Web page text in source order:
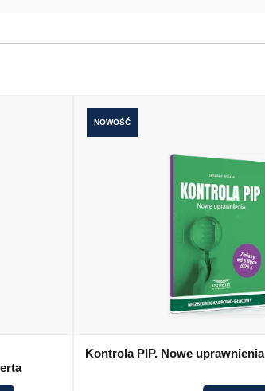
NOWOŚĆ
Kontrola PIP. Nowe uprawnienia